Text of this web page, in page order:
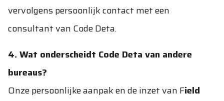
vervolgens persoonlijk contact met een
consultant van Code Deta.
4. Wat onderscheidt Code Deta van andere
bureaus?
Onze persoonlijke aanpak en de inzet van Field